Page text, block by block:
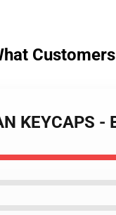
KEYCAPS -